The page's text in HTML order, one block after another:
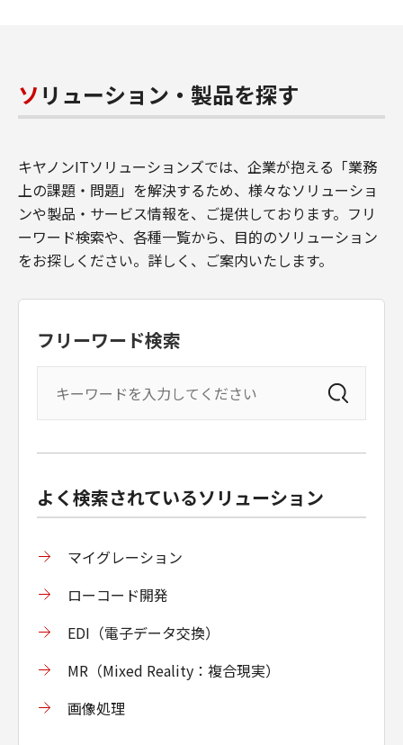
ソリューション・製品を探す
キヤノンITソリューションズでは、企業が抱える「業務
上の課題・問題」を解決するため、様々なソリューショ
ンや製品・サービス情報を、ご提供しております。フリ
ーワード検索や、各種一覧から、目的のソリューション
をお探しください。詳しく、ご案内いたします。
フリーワード検索
よく検索されているソリューション
マイグレーション
ローコード開発
EDI（電子データ交換）
MR（Mixed Reality：複合現実）
画像処理